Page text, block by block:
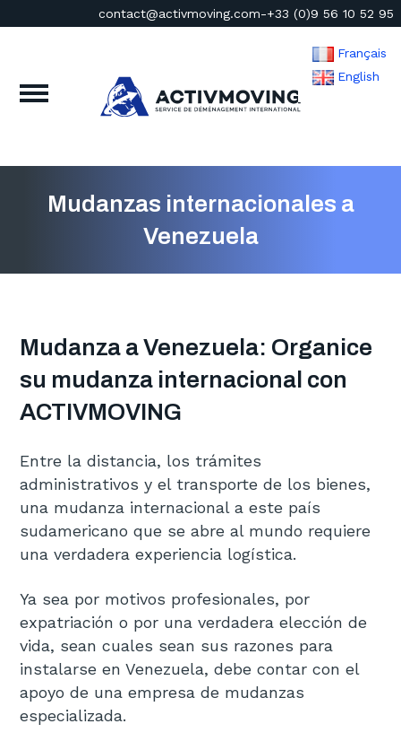
contact@activmoving.com-+33 (0)9 56 10 52 95
Français
English
Mudanzas internacionales a
Venezuela
Mudanza a Venezuela: Organice
su mudanza internacional con
ACTIVMOVING
Entre la distancia, los trámites
administrativos y el transporte de los bienes,
una mudanza internacional a este país
sudamericano que se abre al mundo requiere
una verdadera experiencia logística.
Ya sea por motivos profesionales, por
expatriación o por una verdadera elección de
vida, sean cuales sean sus razones para
instalarse en Venezuela, debe contar con el
apoyo de una empresa de mudanzas
especializada.